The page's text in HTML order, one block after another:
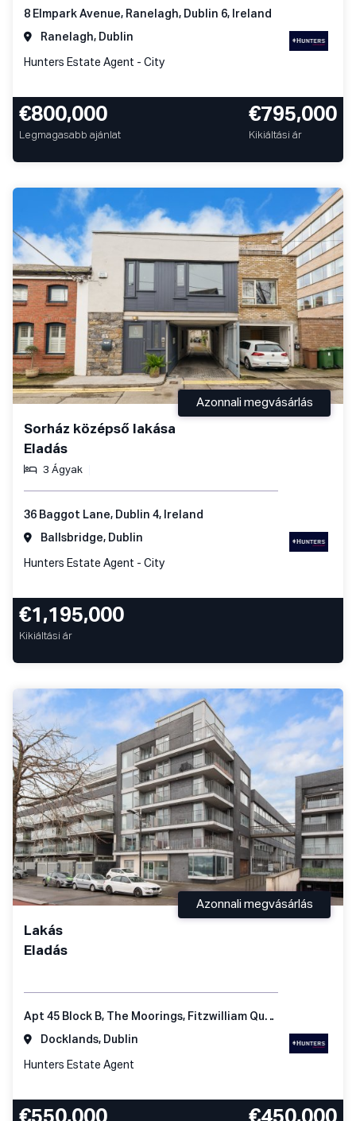
8 Elmpark Avenue, Ranelagh, Dublin 6, Ireland
Ranelagh, Dublin
Hunters Estate Agent - City
€800,000
Legmagasabb ajánlat
€795,000
Kikiáltási ár
Sorház középső lakása
Eladás
3 Ágyak
Azonnali megvásárlás
36 Baggot Lane, Dublin 4, Ireland
Ballsbridge, Dublin
Hunters Estate Agent - City
€1,195,000
Kikiáltási ár
Lakás
Eladás
Azonnali megvásárlás
Apt 45 Block B, The Moorings, Fitzwilliam Quay, Dublin 4, D04 KC98, Ireland
Docklands, Dublin
Hunters Estate Agent